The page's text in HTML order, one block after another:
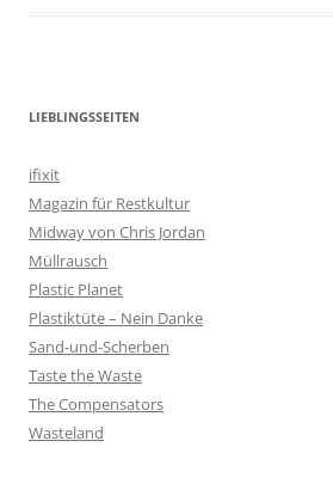
LIEBLINGSSEITEN
ifixit
Magazin für Restkultur
Midway von Chris Jordan
Müllrausch
Plastic Planet
Plastiktüte – Nein Danke
Sand-und-Scherben
Taste the Waste
The Compensators
Wasteland